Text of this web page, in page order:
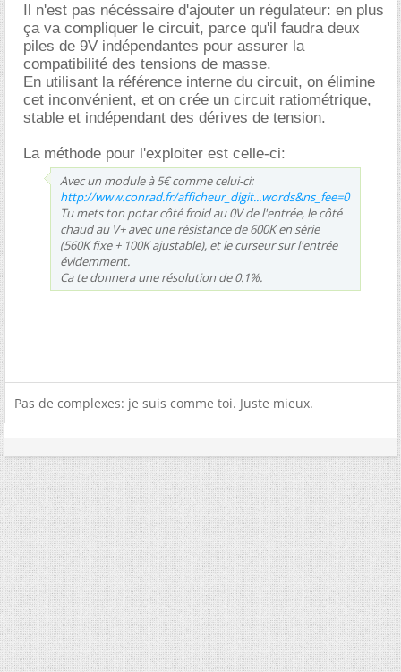
Il n'est pas nécéssaire d'ajouter un régulateur: en plus
ça va compliquer le circuit, parce qu'il faudra deux
piles de 9V indépendantes pour assurer la
compatibilité des tensions de masse.
En utilisant la référence interne du circuit, on élimine
cet inconvénient, et on crée un circuit ratiométrique,
stable et indépendant des dérives de tension.
La méthode pour l'exploiter est celle-ci:
Avec un module à 5€ comme celui-ci:
http://www.conrad.fr/afficheur_digit...words&ns_fee=0
Tu mets ton potar côté froid au 0V de l'entrée, le côté
chaud au V+ avec une résistance de 600K en série
(560K fixe + 100K ajustable), et le curseur sur l'entrée
évidemment.
Ca te donnera une résolution de 0.1%.
Pas de complexes: je suis comme toi. Juste mieux.